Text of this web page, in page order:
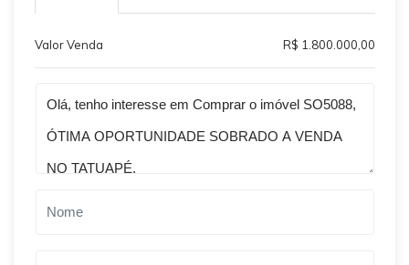
Valor Venda R$ 1.800.000,00